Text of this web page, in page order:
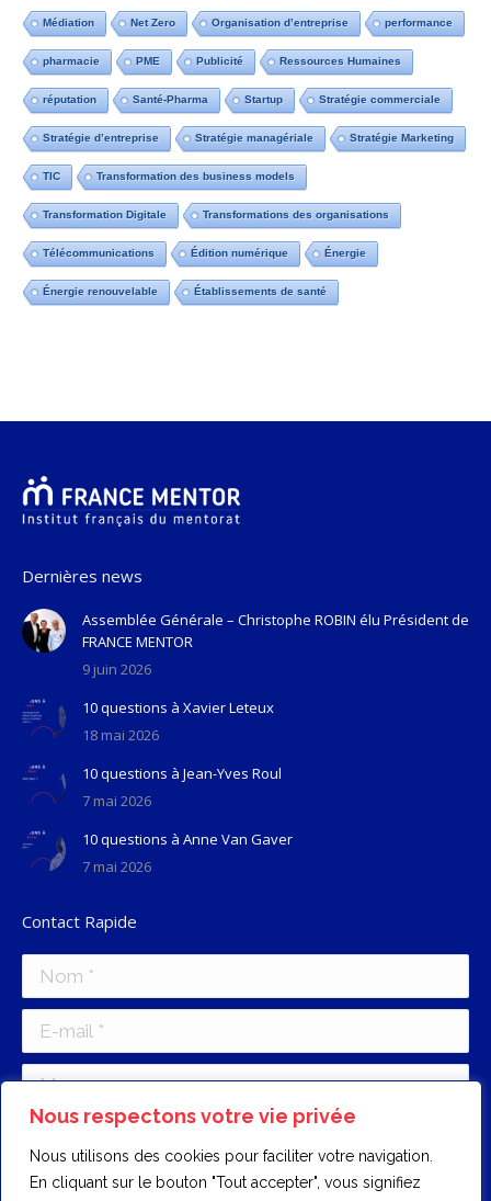
Nous respectons votre vie privée
Nous utilisons des cookies pour faciliter votre navigation.
En cliquant sur le bouton "Tout accepter", vous signifiez
Médiation Net Zero Organisation d’entreprise performance
pharmacie PME Publicité Ressources Humaines
réputation Santé-Pharma Startup Stratégie commerciale
Stratégie d’entreprise Stratégie managériale Stratégie Marketing
TIC Transformation des business models
Transformation Digitale Transformations des organisations
Télécommunications Édition numérique Énergie
Énergie renouvelable Établissements de santé
Dernières news
Assemblée Générale – Christophe ROBIN élu Président de
FRANCE MENTOR
9 juin 2026
10 questions à Xavier Leteux
18 mai 2026
10 questions à Jean-Yves Roul
7 mai 2026
10 questions à Anne Van Gaver
7 mai 2026
Contact Rapide
Nom *
E-mail *
Message